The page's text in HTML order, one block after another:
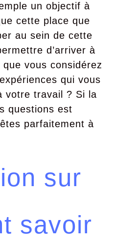
un objectif à
cette place que
au sein de cette
d’arriver à
vous considérez
qui vous
votre travail ? Si la
questions est
parfaitement à
sur
savoir